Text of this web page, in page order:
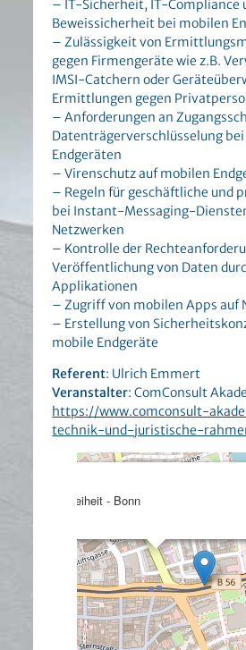
– IT-Sicherheit, IT-Compliance
Beweissicherheit bei mobilen
– Zulässigkeit von
gegen Firmengeräte wie z.B.
IMSI-Catchern oder
Ermittlungen gegen
– Anforderungen an
Datenträgerverschlüsselung
Endgeräten
– Virenschutz auf mobilen
– Regeln für geschäftliche und
bei Instant-Messaging-
Netzwerken
– Kontrolle der
Veröffentlichung von Daten
Applikationen
– Zugriff von mobilen Apps auf
– Erstellung von
mobile Endgeräte
Referent: Ulrich Emmert
Veranstalter: ComConsult
https://www.comconsult-
technik-und-juristische-
Berliner Freiheit - Bonn